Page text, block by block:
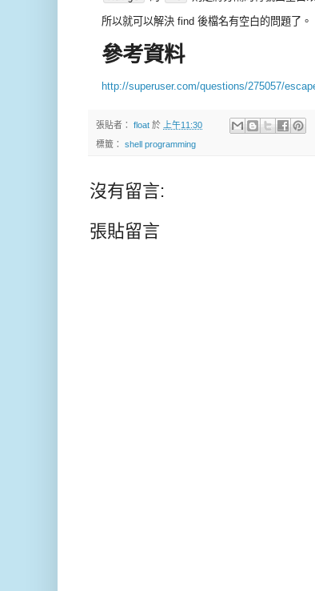
所以就可以解決 find 後檔名有空白的問題了。
參考資料
http://superuser.com/questions/275057/
張貼者： float 於 上午11:30
標籤： shell programming
沒有留言:
張貼留言